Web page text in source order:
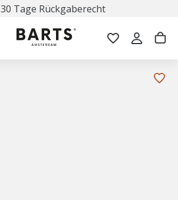
30 Tage Rückgaberecht